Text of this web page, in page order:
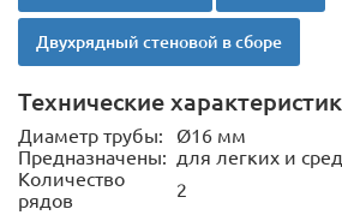
Двухрядный стеновой в сборе
Технические
Диаметр трубы:
Ø16 мм
Предназначены: для легких и
Количество
рядов
2